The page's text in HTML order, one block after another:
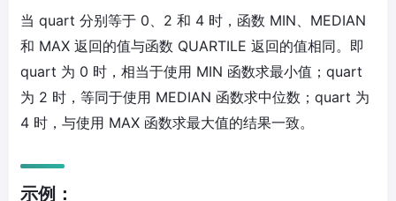
当 quart 分别等于 0、2 和 4 时，函数 MIN、MEDIAN
和 MAX 返回的值与函数 QUARTILE 返回的值相同。即
quart 为 0 时，相当于使用 MIN 函数求最小值；quart
为 2 时，等同于使用 MEDIAN 函数求中位数；quart 为
4 时，与使用 MAX 函数求最大值的结果一致。
示例：